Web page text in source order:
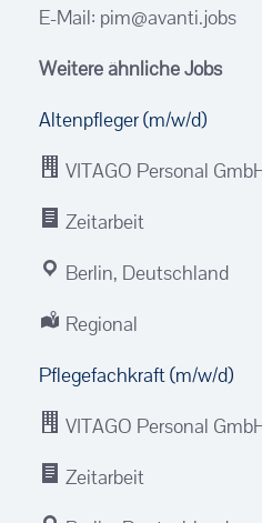
E-Mail: pim@avanti.jobs
Weitere ähnliche Jobs
Altenpfleger (m/w/d)
VITAGO Personal
Zeitarbeit
Berlin, Deutschland
Regional
Pflegefachkraft (m/w/d)
VITAGO Personal
Zeitarbeit